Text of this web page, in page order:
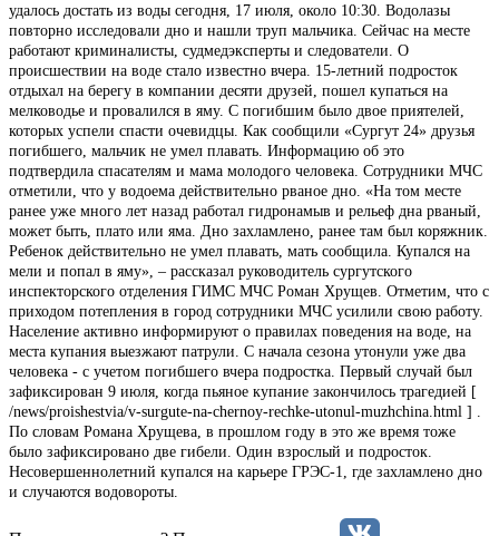
удалось достать из воды сегодня, 17 июля, около 10:30. Водолазы
повторно исследовали дно и нашли труп мальчика. Сейчас на месте
работают криминалисты, судмедэксперты и следователи. О
происшествии на воде стало известно вчера. 15-летний подросток
отдыхал на берегу в компании десяти друзей, пошел купаться на
мелководье и провалился в яму. С погибшим было двое приятелей,
которых успели спасти очевидцы. Как сообщили «Сургут 24» друзья
погибшего, мальчик не умел плавать. Информацию об это
подтвердила спасателям и мама молодого человека. Сотрудники МЧС
отметили, что у водоема действительно рваное дно. «На том месте
ранее уже много лет назад работал гидронамыв и рельеф дна рваный,
может быть, плато или яма. Дно захламлено, ранее там был коряжник.
Ребенок действительно не умел плавать, мать сообщила. Купался на
мели и попал в яму», – рассказал руководитель сургутского
инспекторского отделения ГИМС МЧС Роман Хрущев. Отметим, что с
приходом потепления в город сотрудники МЧС усилили свою работу.
Население активно информируют о правилах поведения на воде, на
места купания выезжают патрули. С начала сезона утонули уже два
человека - с учетом погибшего вчера подростка. Первый случай был
зафиксирован 9 июля, когда пьяное купание закончилось трагедией [
/news/proishestvia/v-surgute-na-chernoy-rechke-utonul-muzhchina.html ] .
По словам Романа Хрущева, в прошлом году в это же время тоже
было зафиксировано две гибели. Один взрослый и подросток.
Несовершеннолетний купался на карьере ГРЭС-1, где захламлено дно
и случаются водовороты.